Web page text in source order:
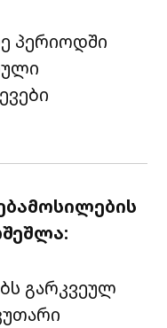
პერიოდში
გარკვეულ